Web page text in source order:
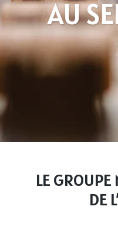
AU
LE GROUPE
DE